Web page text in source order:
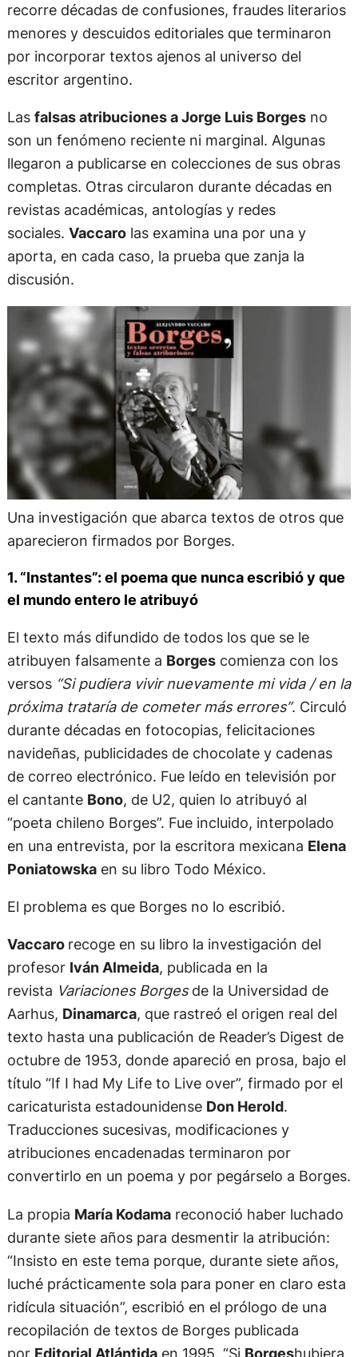
recorre décadas de confusiones, fraudes literarios
menores y descuidos editoriales que terminaron
por incorporar textos ajenos al universo del
escritor argentino.
Las falsas atribuciones a Jorge Luis Borgesno
son un fenómeno reciente ni marginal. Algunas
llegaron a publicarse en colecciones de sus obras
completas. Otras circularon durante décadas en
revistas académicas, antologías y redes
sociales. Vaccarolas examina una por una y
aporta, en cada caso, la prueba que zanja la
discusión.
Una investigación que abarca textos de otros que
aparecieron firmados por Borges.
1. “Instantes”: el poema que nunca escribió y que
el mundo entero le atribuyó
El texto más difundido de todos los que se le
atribuyen falsamente a Borgescomienza con los
versos “Si pudiera vivir nuevamente mi vida / en la
próxima trataría de cometer más errores”. Circuló
durante décadas en fotocopias, felicitaciones
navideñas, publicidades de chocolate y cadenas
de correo electrónico. Fue leído en televisión por
el cantante Bono, de U2, quien lo atribuyó al
“poeta chileno Borges”. Fue incluido, interpolado
en una entrevista, por la escritora mexicana Elena
Poniatowskaen su libro Todo México.
El problema es que Borges no lo escribió.
Vaccaro recoge en su libro la investigación del
profesor Iván Almeida, publicada en la
revista Variaciones Borgesde la Universidad de
Aarhus, Dinamarca, que rastreó el origen real del
texto hasta una publicación de Reader’s Digest de
octubre de 1953, donde apareció en prosa, bajo el
título “If I had My Life to Live over”, firmado por el
caricaturista estadounidense Don Herold.
Traducciones sucesivas, modificaciones y
atribuciones encadenadas terminaron por
convertirlo en un poema y por pegárselo a Borges.
La propia María Kodamareconoció haber luchado
durante siete años para desmentir la atribución:
“Insisto en este tema porque, durante siete años,
luché prácticamente sola para poner en claro esta
ridícula situación”, escribió en el prólogo de una
recopilación de textos de Borges publicada
por Editorial Atlántidaen 1995. “Si Borgeshubiera